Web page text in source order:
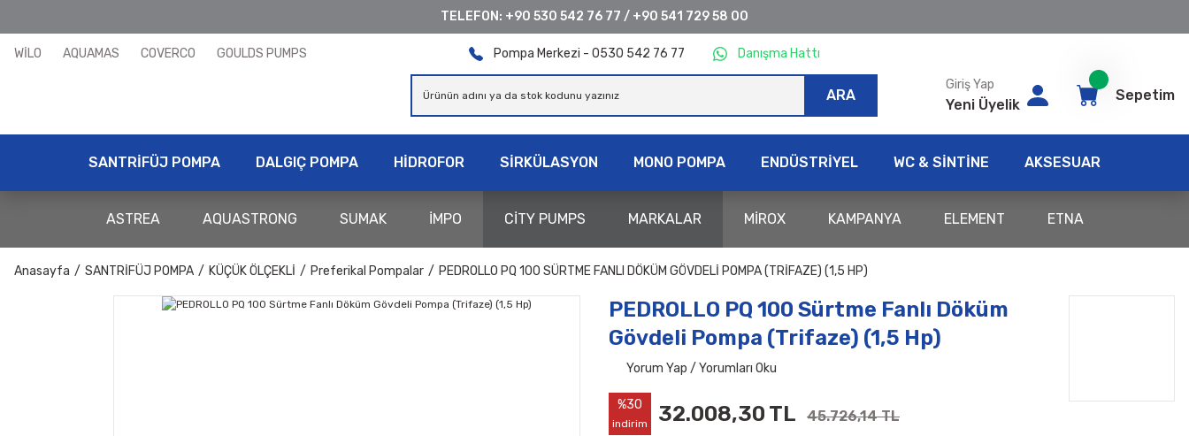
TELEFON: +90 530 542 76 77 / +90 541 729 58 00
WİLO AQUAMAS COVERCO GOULDS PUMPS Pompa Merkezi - 0530 542 76 77 Danışma Hattı
ARA
Giriş Yap
Yeni Üyelik
Sepetim
SANTRİFÜJ POMPA DALGIÇ POMPA HİDROFOR SİRKÜLASYON MONO POMPA ENDÜSTRİYEL WC & SİNTİNE AKSESUAR
ASTREA AQUASTRONG SUMAK İMPO CİTY PUMPS MARKALAR MİROX KAMPANYA ELEMENT ETNA
Anasayfa SANTRİFÜJ POMPA KÜÇÜK ÖLÇEKLİ Preferikal Pompalar PEDROLLO PQ 100 SÜRTME FANLI DÖKÜM GÖVDELI POMPA (TRIFAZE) (1,5 HP)
PEDROLLO PQ 100 Sürtme Fanlı Döküm
Gövdeli Pompa (Trifaze) (1,5 Hp)
Yorum Yap / Yorumları Oku
%30
indirim 32.008,30 TL 45.726,14 TL